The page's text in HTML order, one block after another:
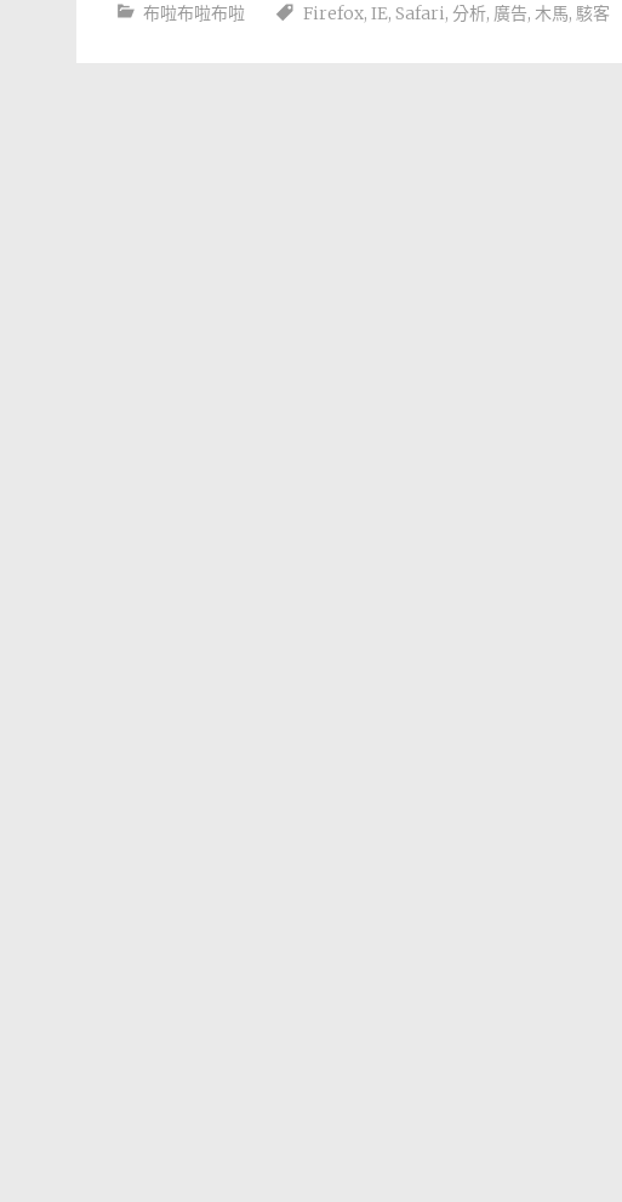
布啦布啦布啦 Firefox, IE, Safari, 分析, 廣告, 木馬, 駭客